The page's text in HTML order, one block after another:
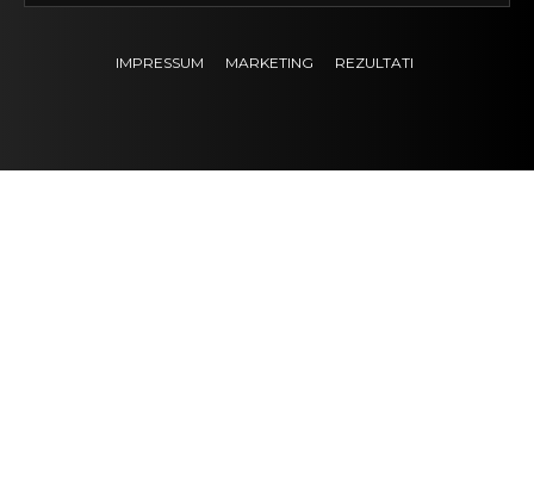
IMPRESSUM MARKETING REZULTATI